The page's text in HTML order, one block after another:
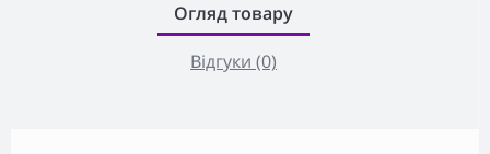
Огляд товару
Відгуки (0)